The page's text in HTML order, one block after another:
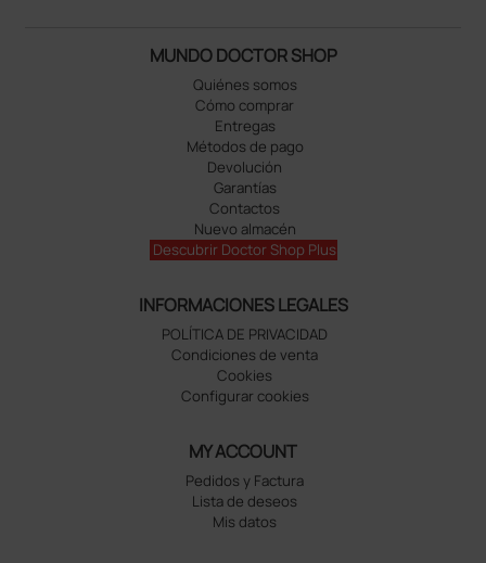
MUNDO DOCTOR SHOP
Quiénes somos
Cómo comprar
Entregas
Métodos de pago
Devolución
Garantías
Contactos
Nuevo almacén
Descubrir Doctor Shop Plus
INFORMACIONES LEGALES
POLÍTICA DE PRIVACIDAD
Condiciones de venta
Cookies
Configurar cookies
MY ACCOUNT
Pedidos y Factura
Lista de deseos
Mis datos